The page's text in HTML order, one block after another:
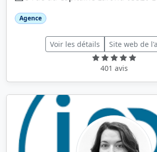
Agence
Voir les détails Site web de
401 avis